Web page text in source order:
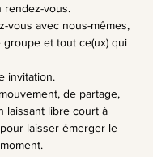
rendez-vous.
vous avec nous-mêmes,
groupe et tout ce(ux) qui
invitation.
de partage,
laissant libre court à
laisser émerger le